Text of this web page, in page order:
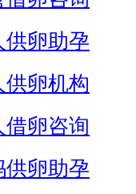
供卵助孕
供卵机构
借卵咨询
供卵助孕